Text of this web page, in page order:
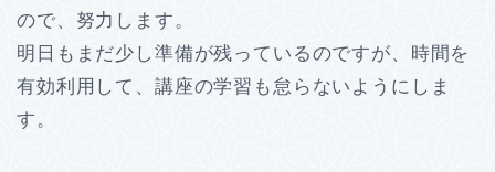
ので、努力します。
明日もまだ少し準備が残っているのですが、時間を
有効利用して、講座の学習も怠らないようにしま
す。